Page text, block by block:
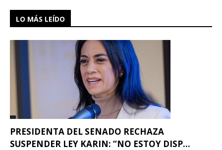
LO MÁS LEÍDO
PRESIDENTA DEL SENADO RECHAZA
SUSPENDER LEY KARIN: “NO ESTOY DISP...